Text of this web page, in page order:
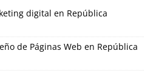
digital en República
de Páginas Web en República